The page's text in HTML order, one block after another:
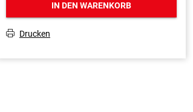
IN DEN WARENKORB
T Drucken